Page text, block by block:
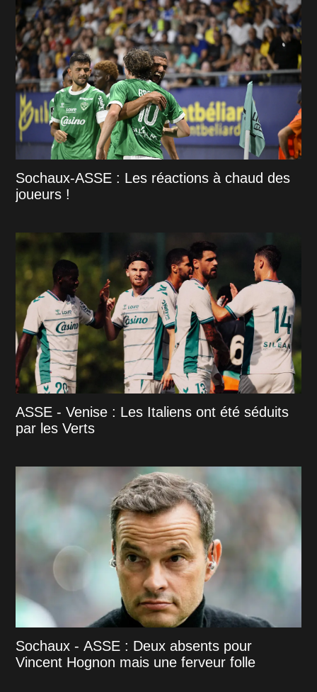
Sochaux-ASSE : Les réactions à chaud des
joueurs !
ASSE - Venise : Les Italiens ont été séduits
par les Verts
Sochaux - ASSE : Deux absents pour
Vincent Hognon mais une ferveur folle